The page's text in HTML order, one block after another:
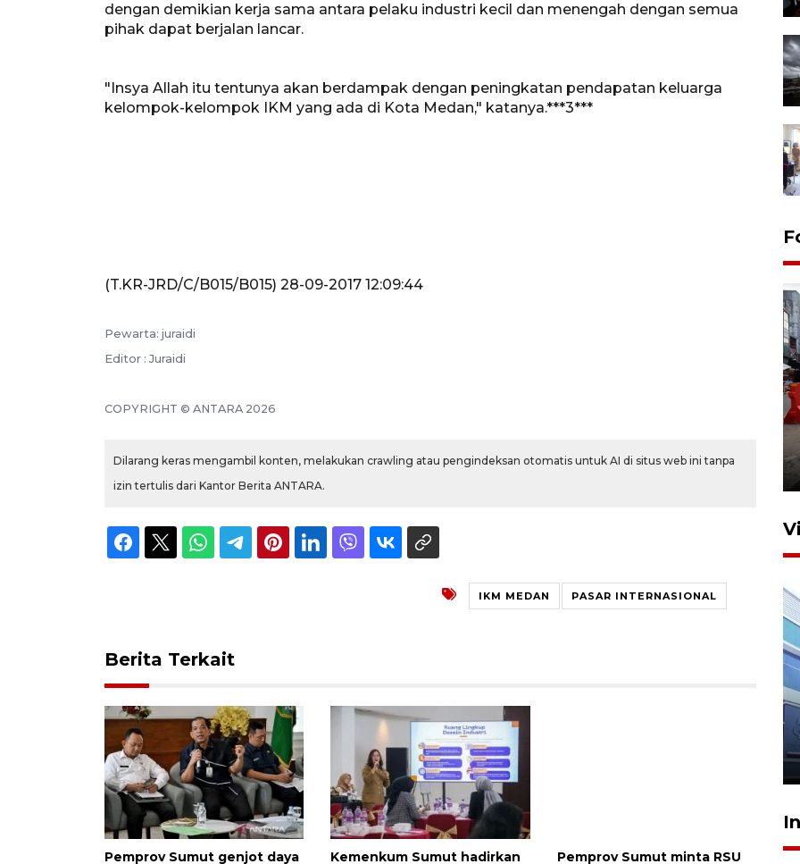
dengan demikian kerja sama antara pelaku industri kecil dan menengah dengan semua
pihak dapat berjalan lancar.
"Insya Allah itu tentunya akan berdampak dengan peningkatan pendapatan keluarga
kelompok-kelompok IKM yang ada di Kota Medan," katanya.***3***
(T.KR-JRD/C/B015/B015) 28-09-2017 12:09:44
Pewarta: juraidi
Editor : Juraidi
COPYRIGHT © ANTARA 2026
Dilarang keras mengambil konten, melakukan crawling atau pengindeksan otomatis untuk AI di situs web ini tanpa
izin tertulis dari Kantor Berita ANTARA.
IKM MEDAN PASAR INTERNASIONAL
Berita Terkait
Pemprov Sumut genjot daya
Kemenkum Sumut hadirkan
Pemprov Sumut minta RSU
27 April 2026 15:34
dokter tangani penyakit
jantung anak
23 Juli 2026 20:04